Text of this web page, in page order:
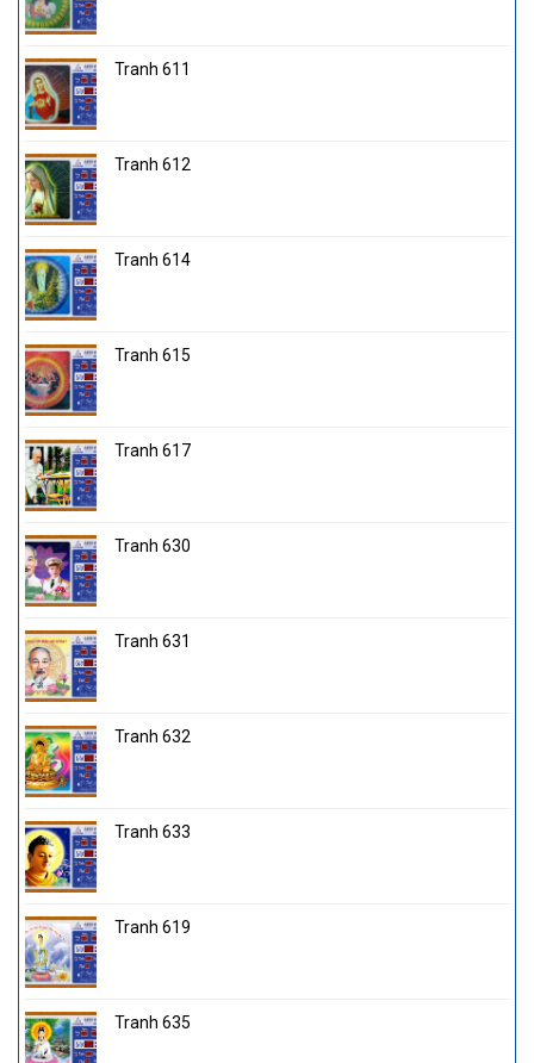
Tranh 611
Tranh 612
Tranh 614
Tranh 615
Tranh 617
Tranh 630
Tranh 631
Tranh 632
Tranh 633
Tranh 619
Tranh 635